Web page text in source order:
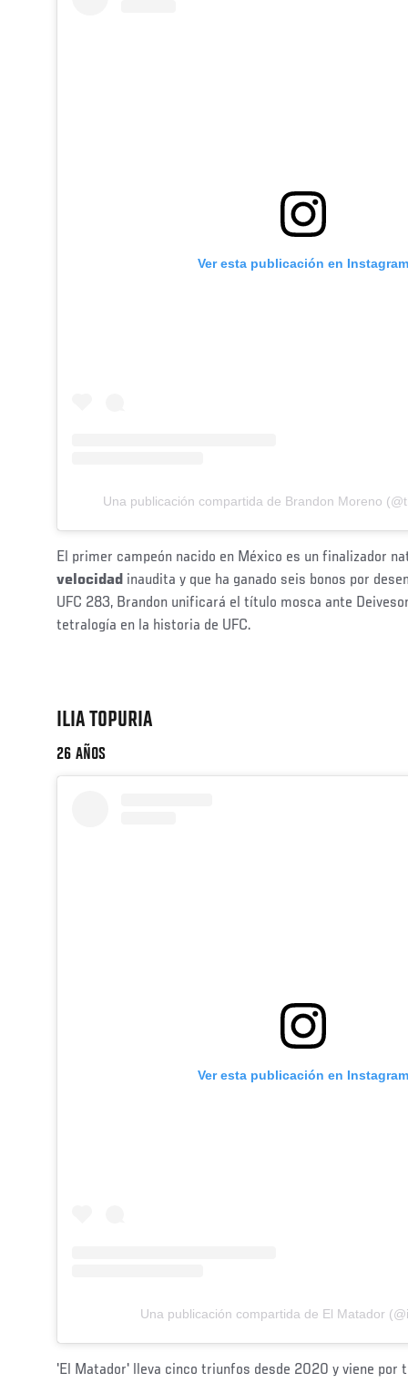
Ver esta publicación en Instagram
Una publicación compartida de Brandon Moreno
El primer campeón nacido en México es un finalizador
velocidad inaudita y que ha ganado seis bonos por
UFC 283, Brandon unificará el título mosca ante
tetralogía en la historia de UFC.
ILIA TOPURIA
26 AÑOS
Ver esta publicación en Instagram
Una publicación compartida de El Matador
'El Matador' lleva cinco triunfos desde 2020 y viene por